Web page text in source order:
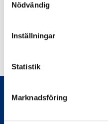
Nödvändig
Inställningar
Statistik
Marknadsföring